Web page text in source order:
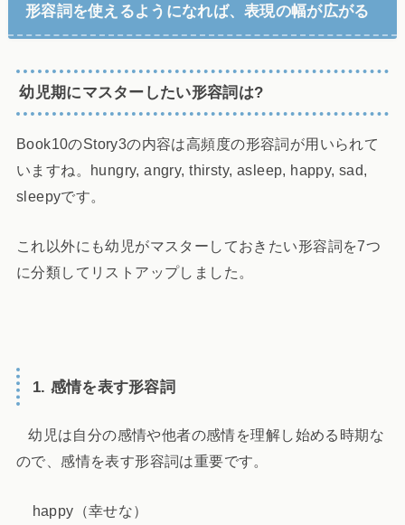
形容詞を使えるようになれば、表現の幅が広がる
幼児期にマスターしたい形容詞は?
Book10のStory3の内容は高頻度の形容詞が用いられて
いますね。hungry, angry, thirsty, asleep, happy, sad,
sleepyです。
これ以外にも幼児がマスターしておきたい形容詞を7つ
に分類してリストアップしました。
1. 感情を表す形容詞
幼児は自分の感情や他者の感情を理解し始める時期な
ので、感情を表す形容詞は重要です。
happy（幸せな）